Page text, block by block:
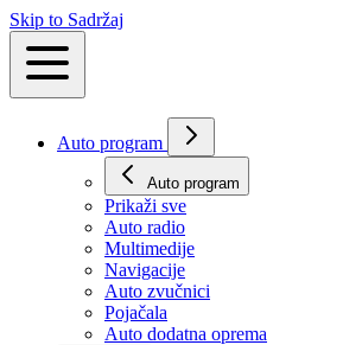
Skip to Sadržaj
Auto program
Auto program
Prikaži svе
Auto radio
Multimedije
Navigacije
Auto zvučnici
Pojačala
Auto dodatna oprema